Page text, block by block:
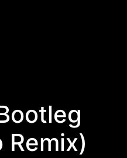
Remix)